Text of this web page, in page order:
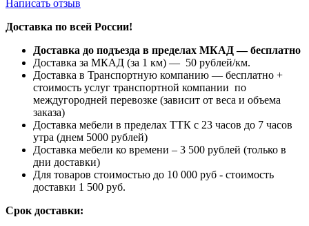
Написать отзыв
Доставка по всей России!
Доставка до подъезда в пределах МКАД — бесплатно
Доставка за МКАД (за 1 км) — 50 рублей/км.
Доставка в Транспортную компанию — бесплатно +
стоимость услуг транспортной компании по
междугородней перевозке (зависит от веса и объема
заказа)
Доставка мебели в пределах ТТК с 23 часов до 7 часов
утра (днем 5000 рублей)
Доставка мебели ко времени – 3 500 рублей (только в
дни доставки)
Для товаров стоимостью до 10 000 руб - стоимость
доставки 1 500 руб.
Срок доставки: